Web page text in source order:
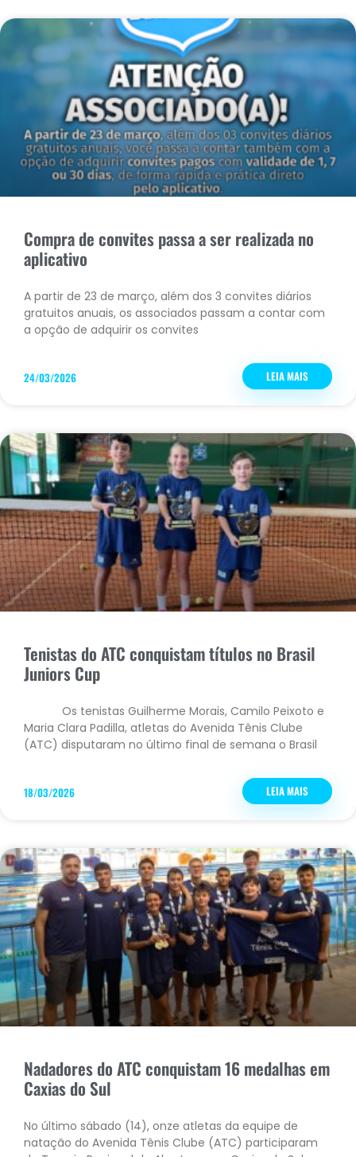
Compra de convites passa a ser realizada no
aplicativo
A partir de 23 de março, além dos 3 convites diários
gratuitos anuais, os associados passam a contar com
a opção de adquirir os convites
LEIA MAIS
24/03/2026
Tenistas do ATC conquistam títulos no Brasil
Juniors Cup
Os tenistas Guilherme Morais, Camilo Peixoto e
Maria Clara Padilla, atletas do Avenida Tênis Clube
(ATC) disputaram no último final de semana o Brasil
LEIA MAIS
18/03/2026
Nadadores do ATC conquistam 16 medalhas em
Caxias do Sul
No último sábado (14), onze atletas da equipe de
natação do Avenida Tênis Clube (ATC) participaram